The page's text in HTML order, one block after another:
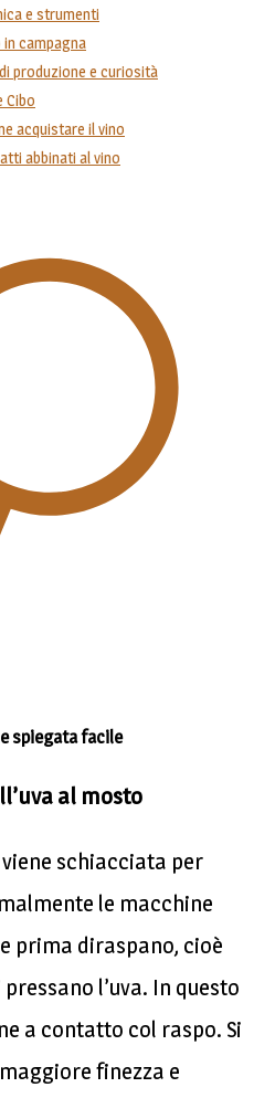
e strumenti
campagna
produzione e curiosità
Cibo
acquistare il vino
abbinati al vino
spiegata facile
al mosto
schiacciata per
le macchine
prima diraspano, cioè
l’uva. In questo
a contatto col raspo. Si
finezza e